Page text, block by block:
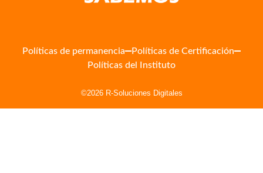
Políticas de permanencia
Políticas de Certificación
Políticas del Instituto
©2026 R-Soluciones Digitales